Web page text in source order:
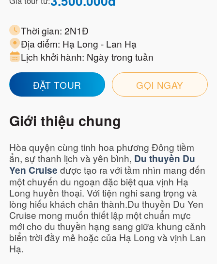
Thời gian: 2N1Đ
Địa điểm: Hạ Long - Lan Hạ
Lịch khởi hành: Ngày trong tuần
ĐẶT TOUR GỌI NGAY
Giới thiệu chung
Hòa quyện cùng tinh hoa phương Đông tiềm
ẩn, sự thanh lịch và yên bình, Du thuyền Du
Yen Cruise được tạo ra với tầm nhìn mang đến
một chuyến du ngoạn đặc biệt qua vịnh Hạ
Long huyền thoại. Với tiện nghi sang trọng và
lòng hiếu khách chân thành.Du thuyền Du Yen
Cruise mong muốn thiết lập một chuẩn mực
mới cho du thuyền hạng sang giữa khung cảnh
biển trời đầy mê hoặc của Hạ Long và vịnh Lan
Hạ.